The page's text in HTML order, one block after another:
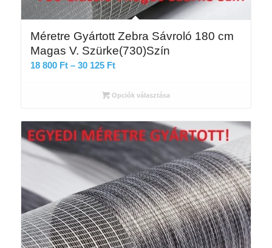
Méretre Gyártott Zebra Sávroló 180 cm
Magas V. Szürke(730)Szín
18 800 Ft – 30 125 FtÁrtartomány:
800 Ft
30
125 Ft
Opciók választása